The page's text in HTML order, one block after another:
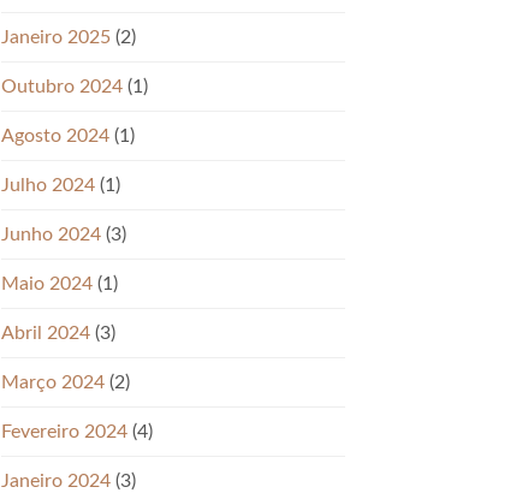
Janeiro 2025 (2)
Outubro 2024 (1)
Agosto 2024 (1)
Julho 2024 (1)
Junho 2024 (3)
Maio 2024 (1)
Abril 2024 (3)
Março 2024 (2)
Fevereiro 2024 (4)
Janeiro 2024 (3)